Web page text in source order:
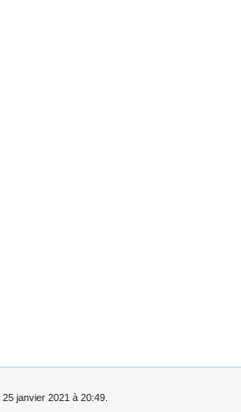
janvier 2021 à 20:49.